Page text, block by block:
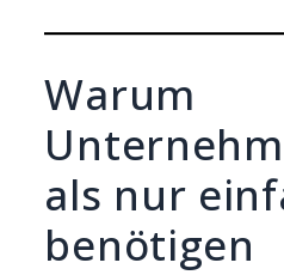
Warum
als nur
benötigen